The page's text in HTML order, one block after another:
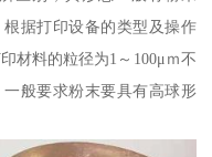
据打印设备的类型及操作
材料的粒径为1～100μｍ不
般要求粉末要具有高球形